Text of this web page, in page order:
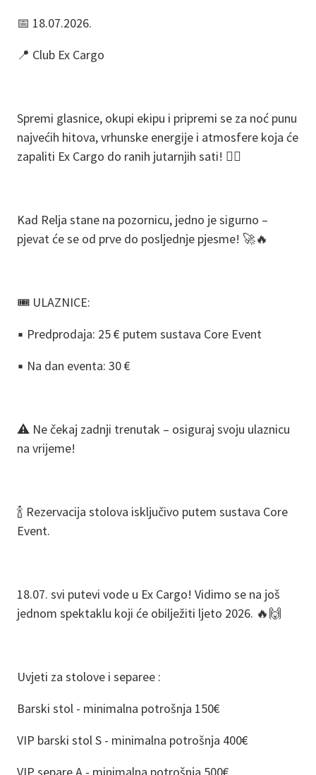
📅 18.07.2026.
📍 Club Ex Cargo
Spremi glasnice, okupi ekipu i pripremi se za noć punu
najvećih hitova, vrhunske energije i atmosfere koja će
zapaliti Ex Cargo do ranih jutarnjih sati! ❤️‍🔥
Kad Relja stane na pozornicu, jedno je sigurno –
pjevat će se od prve do posljednje pjesme! 🚀🔥
🎟️ ULAZNICE:
▪️ Predprodaja: 25 € putem sustava Core Event
▪️ Na dan eventa: 30 €
⚠️ Ne čekaj zadnji trenutak – osiguraj svoju ulaznicu
na vrijeme!
🍾 Rezervacija stolova isključivo putem sustava Core
Event.
18.07. svi putevi vode u Ex Cargo! Vidimo se na još
jednom spektaklu koji će obilježiti ljeto 2026. 🔥🙌
Uvjeti za stolove i separee :
Barski stol - minimalna potrošnja 150€
VIP barski stol S - minimalna potrošnja 400€
VIP separe A - minimalna potrošnja 500€